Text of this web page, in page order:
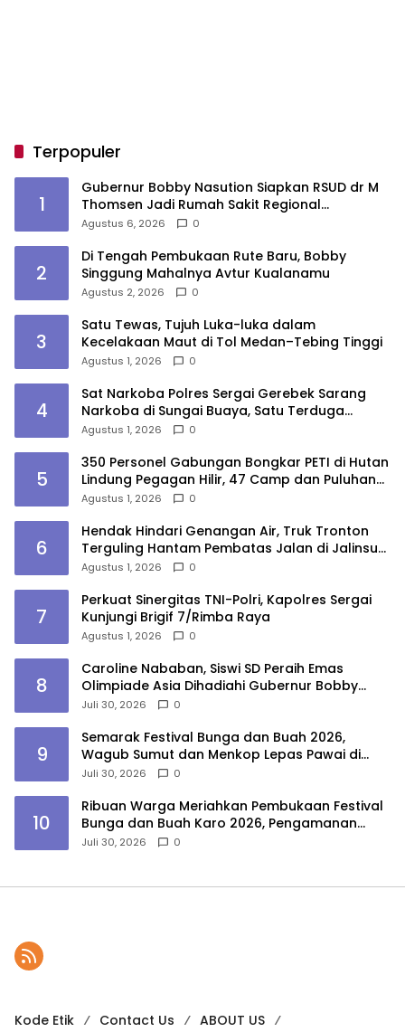
Terpopuler
1
Gubernur Bobby Nasution Siapkan RSUD dr M
Thomsen Jadi Rumah Sakit Regional
Kepulauan Nias
Agustus 6, 2026 0
2
Di Tengah Pembukaan Rute Baru, Bobby
Singgung Mahalnya Avtur Kualanamu
Agustus 2, 2026 0
3
Satu Tewas, Tujuh Luka-luka dalam
Kecelakaan Maut di Tol Medan–Tebing Tinggi
Agustus 1, 2026 0
4
Sat Narkoba Polres Sergai Gerebek Sarang
Narkoba di Sungai Buaya, Satu Terduga
Pelaku Diamankan
Agustus 1, 2026 0
5
350 Personel Gabungan Bongkar PETI di Hutan
Lindung Pegagan Hilir, 47 Camp dan Puluhan
Peralatan Dimusnahkan
Agustus 1, 2026 0
6
Hendak Hindari Genangan Air, Truk Tronton
Terguling Hantam Pembatas Jalan di Jalinsum
Sergai
Agustus 1, 2026 0
7
Perkuat Sinergitas TNI-Polri, Kapolres Sergai
Kunjungi Brigif 7/Rimba Raya
Agustus 1, 2026 0
8
Caroline Nababan, Siswi SD Peraih Emas
Olimpiade Asia Dihadiahi Gubernur Bobby
Nasution Beasiswa Hingga Rumah
Juli 30, 2026 0
9
Semarak Festival Bunga dan Buah 2026,
Wagub Sumut dan Menkop Lepas Pawai di
Berastagi
Juli 30, 2026 0
10
Ribuan Warga Meriahkan Pembukaan Festival
Bunga dan Buah Karo 2026, Pengamanan
Gabungan Berjalan Maksimal
Juli 30, 2026 0
Kode Etik Contact Us ABOUT US